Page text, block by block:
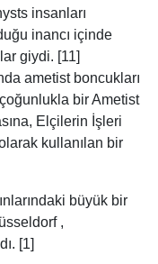
insanları
inancı içinde
giydi. [11]
ametist boncukları
bir Ametist
Elçilerin İşleri
kullanılan bir
büyük bir
,
[1]